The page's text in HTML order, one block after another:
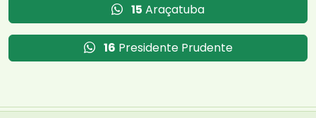
15 Araçatuba
16 Presidente Prudente